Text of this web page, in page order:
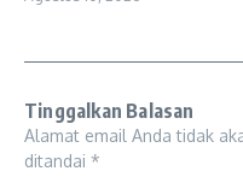
Tinggalkan Balasan
Alamat email Anda tidak
ditandai *